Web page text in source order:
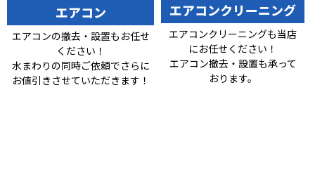
エアコン
エアコンの撤去・設置もお任せ
ください！
水まわりの同時ご依頼でさらに
お値引きさせていただきます！
エアコンクリーニング
エアコンクリーニングも当店
にお任せください！
エアコン撤去・設置も承って
おります。